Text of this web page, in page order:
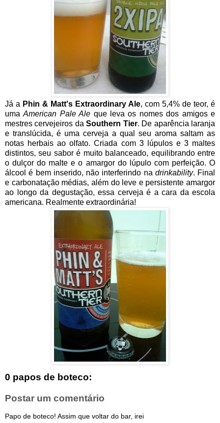
Já a Phin & Matt's Extraordinary Ale, com 5,4% de teor, é
umaAmerican Pale Ale que leva os nomes dos amigos e
mestres cervejeiros daSouthern Tier. De aparência laranja
e translúcida, é uma cerveja a qual seu aroma saltam as
notas herbais ao olfato. Criada com 3 lúpulos e 3 maltes
distintos, seu sabor é muito balanceado, equilibrando entre
o dulçor do malte e o amargor do lúpulo com perfeição. O
álcool é bem inserido, não interferindo na drinkability. Final
e carbonatação médias, além do leve e persistente amargor
ao longo da degustação, essa cerveja é a cara da escola
americana. Realmente extraordinária!
0 papos de boteco:
Postar um comentário
Papo de boteco! Assim que voltar do bar, irei